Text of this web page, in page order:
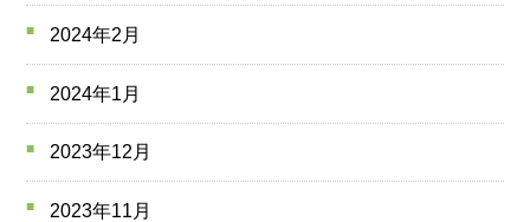
2024年2月
2024年1月
2023年12月
2023年11月